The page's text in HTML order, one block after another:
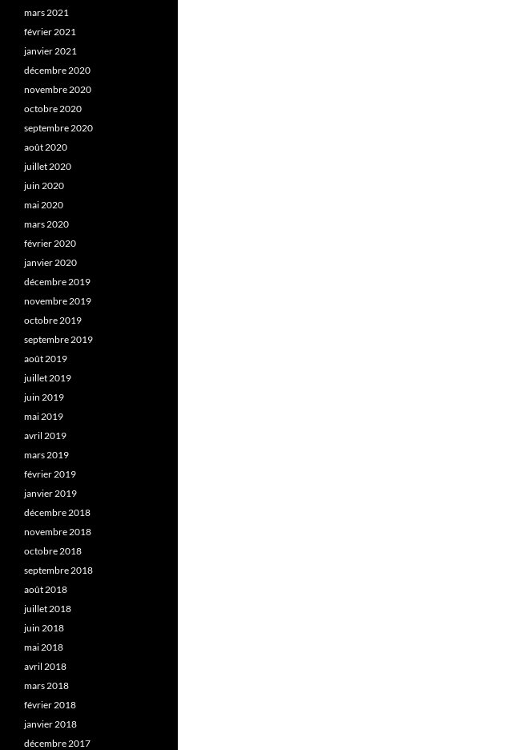
mars 2021
février 2021
janvier 2021
décembre 2020
novembre 2020
octobre 2020
septembre 2020
août 2020
juillet 2020
juin 2020
mai 2020
mars 2020
février 2020
janvier 2020
décembre 2019
novembre 2019
octobre 2019
septembre 2019
août 2019
juillet 2019
juin 2019
mai 2019
avril 2019
mars 2019
février 2019
janvier 2019
décembre 2018
novembre 2018
octobre 2018
septembre 2018
août 2018
juillet 2018
juin 2018
mai 2018
avril 2018
mars 2018
février 2018
janvier 2018
décembre 2017